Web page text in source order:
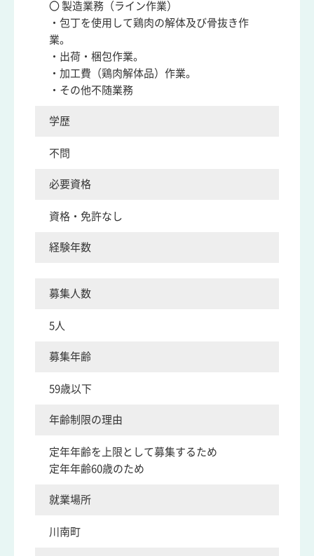
〇 製造業務（ライン作業）
・包丁を使用して鶏肉の解体及び骨抜き作
業。
・出荷・梱包作業。
・加工費（鶏肉解体品）作業。
・その他不随業務
学歴
不問
必要資格
資格・免許なし
経験年数
募集人数
5人
募集年齢
59歳以下
年齢制限の理由
定年年齢を上限として募集するため
定年年齢60歳のため
就業場所
川南町